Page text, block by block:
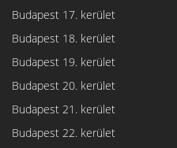
Budapest 17. kerület
Budapest 18. kerület
Budapest 19. kerület
Budapest 20. kerület
Budapest 21. kerület
Budapest 22. kerület